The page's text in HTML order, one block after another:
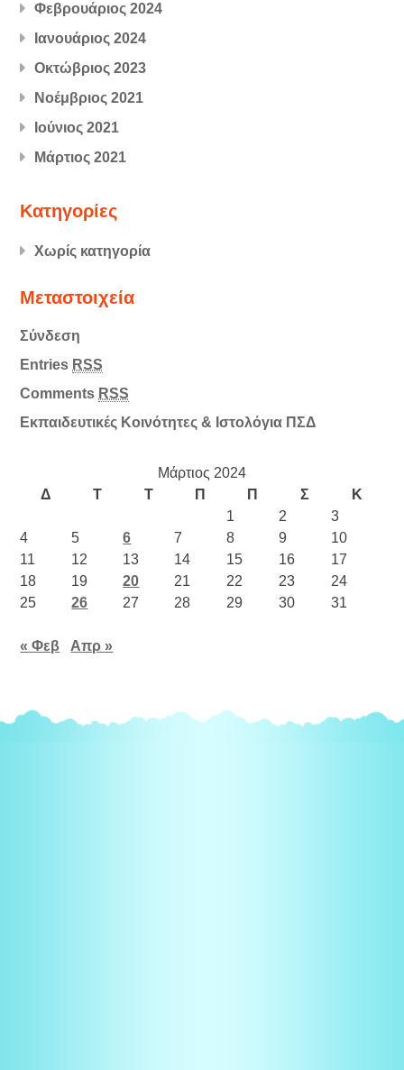
Φεβρουάριος 2024
Ιανουάριος 2024
Οκτώβριος 2023
Νοέμβριος 2021
Ιούνιος 2021
Μάρτιος 2021
Kατηγορίες
Χωρίς κατηγορία
Μεταστοιχεία
Σύνδεση
Entries RSS
Comments RSS
Εκπαιδευτικές Κοινότητες & Ιστολόγια ΠΣΔ
Μάρτιος 2024
Δ
Τ Τ Π Π Σ
Κ
1
2
3
4
5 6 7 8 9
10
11
12 13 14 15 16
17
18
19 20 21 22 23
24
25
26 27 28 29 30 31
« Φεβ Απρ »